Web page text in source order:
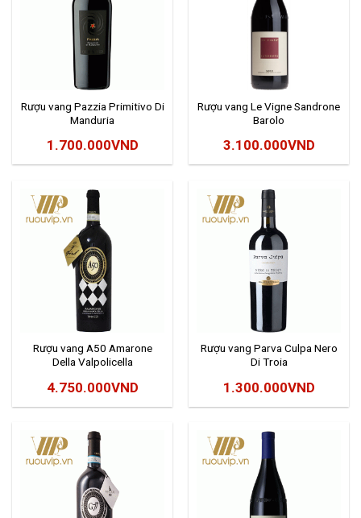
Rượu vang Pazzia Primitivo Di
Manduria
1.700.000VND
Rượu vang Le Vigne Sandrone
Barolo
3.100.000VND
Rượu vang A50 Amarone
Della Valpolicella
4.750.000VND
Rượu vang Parva Culpa Nero
Di Troia
1.300.000VND